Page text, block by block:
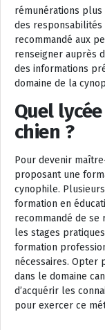
rémunérations
des responsabilités
recommandé aux
renseigner auprès
des informations
domaine de la
Quel
chien ?
Pour devenir
proposant une
cynophile.
formation en
recommandé de
les stages
formation
nécessaires. Opter
dans le domaine
d’acquérir les
pour exercer ce